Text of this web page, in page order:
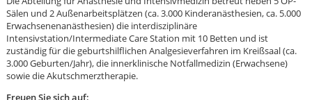
Sälen und 2 Außenarbeitsplätzen (ca. 3.000 Kinderanästhesien, ca. 5.000
Erwachsenenanästhesien) die interdisziplinäre
Intensivstation/Intermediate Care Station mit 10 Betten und ist
zuständig für die geburtshilflichen Analgesieverfahren im Kreißsaal (ca.
3.000 Geburten/Jahr), die innerklinische Notfallmedizin (Erwachsene)
sowie die Akutschmerztherapie.
Freuen Sie sich auf:
Karte anzeigen